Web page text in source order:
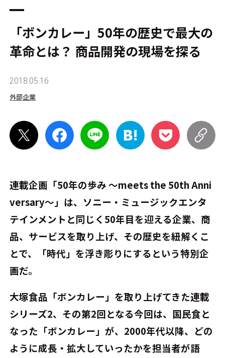
「ボンカレー」50年の歴史で最大の
革命とは？ 商品開発の現場を探る
2018.05.16
外部企業
連載企画「50年の歩み ～meets the 50th Anni
versary～」は、ソニー・ミュージックエンタ
テインメントと同じく50年目を迎える企業、商
品、サービスを取り上げ、その歴史を紐解くこ
とで、「時代」を浮き彫りにするという特別企
画だ。
大塚食品「ボンカレー」を取り上げてきた連載
シリーズ2、その第2回となる今回は、国民食と
なった「ボンカレー」が、2000年代以降、どの
ように成長・拡大していったかを担当者が語